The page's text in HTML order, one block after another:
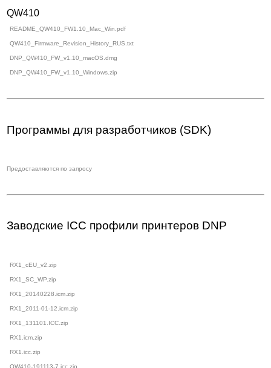
QW410
README_QW410_FW1.10_Mac_Win.pdf
QW410_Firmware_Revision_History_RUS.txt
DNP_QW410_FW_v1.10_macOS.dmg
DNP_QW410_FW_v1.10_Windows.zip
Программы для разработчиков (SDK)
Предоставляются по запросу
Заводские ICC профили принтеров DNP
RX1_cEU_v2.zip
RX1_SC_WP.zip
RX1_20140228.icm.zip
RX1_2011-01-12.icm.zip
RX1_131101.ICC.zip
RX1.icm.zip
RX1.icc.zip
QW410-191113-7.icc.zip